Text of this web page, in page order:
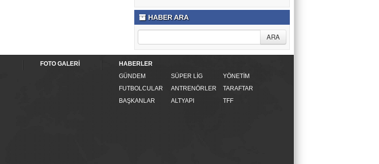
HABER ARA
FOTO GALERİ
HABERLER
GÜNDEM
SÜPER LİG
YÖNETİM
FUTBOLCULAR
ANTRENÖRLER
TARAFTAR
BAŞKANLAR
ALTYAPI TFF